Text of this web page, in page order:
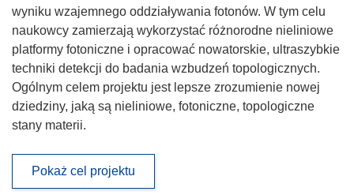
wyniku wzajemnego oddziaływania fotonów. W tym celu
naukowcy zamierzają wykorzystać różnorodne nieliniowe
platformy fotoniczne i opracować nowatorskie, ultraszybkie
techniki detekcji do badania wzbudzeń topologicznych.
Ogólnym celem projektu jest lepsze zrozumienie nowej
dziedziny, jaką są nieliniowe, fotoniczne, topologiczne
stany materii.
Pokaż cel projektu